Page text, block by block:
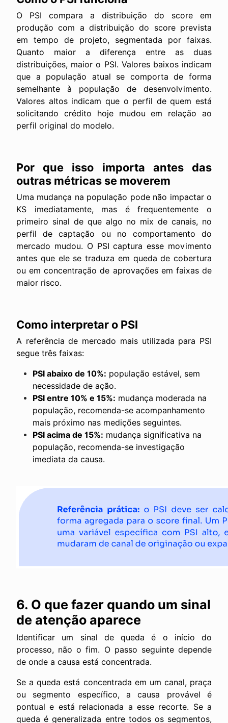
O PSI compara a distribuição do score em
produção com a distribuição do score prevista
em tempo de projeto, segmentada por faixas.
Quanto maior a diferença entre as duas
distribuições, maior o PSI. Valores baixos indicam
que a população atual se comporta de forma
semelhante à população de desenvolvimento.
Valores altos indicam que o perfil de quem está
solicitando crédito hoje mudou em relação ao
perfil original do modelo.
Por que isso importa antes das
outras métricas se moverem
Uma mudança na população pode não impactar o
KS imediatamente, mas é frequentemente o
primeiro sinal de que algo no mix de canais, no
perfil de captação ou no comportamento do
mercado mudou. O PSI captura esse movimento
antes que ele se traduza em queda de cobertura
ou em concentração de aprovações em faixas de
maior risco.
Como interpretar o PSI
A referência de mercado mais utilizada para PSI
segue três faixas:
PSI abaixo de 10%: população estável, sem
necessidade de ação.
PSI entre 10% e 15%: mudança moderada na
população, recomenda-se acompanhamento
mais próximo nas medições seguintes.
PSI acima de 15%: mudança significativa na
população, recomenda-se investigação
imediata da causa.
6. O que fazer quando um sinal
de atenção aparece
Identificar um sinal de queda é o início do
processo, não o fim. O passo seguinte depende
de onde a causa está concentrada.
Se a queda está concentrada em um canal, praça
ou segmento específico, a causa provável é
pontual e está relacionada a esse recorte. Se a
queda é generalizada entre todos os segmentos,